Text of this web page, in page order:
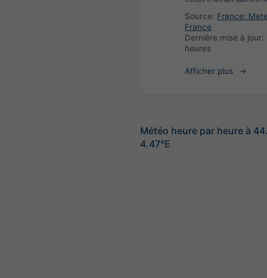
Source: France:
France
Dernière mise à jour:
heures
Afficher plus
Météo heure par heure à
4.47°E